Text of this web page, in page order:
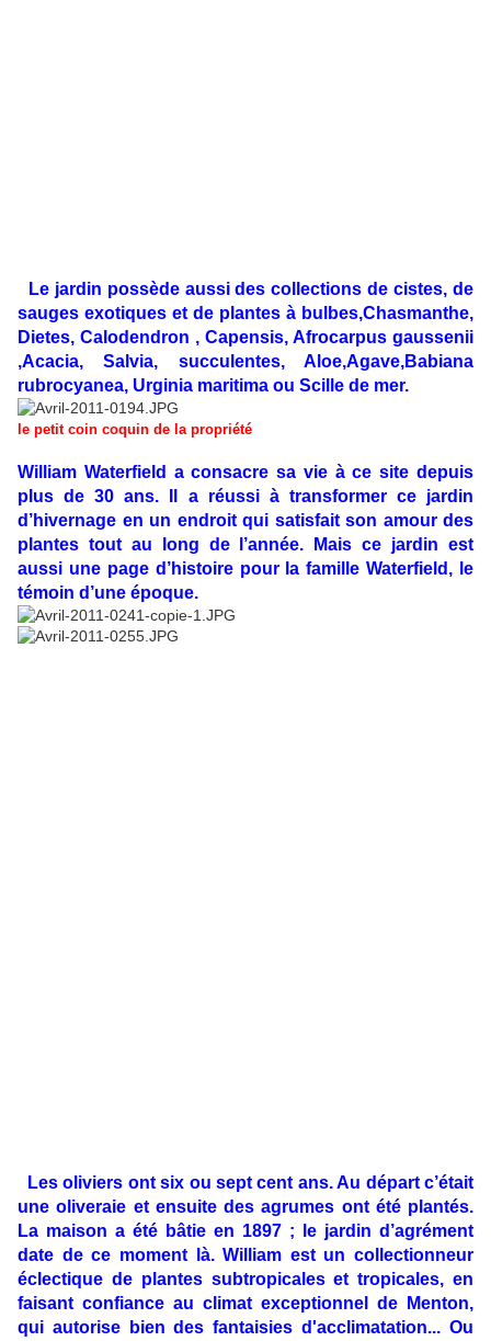
Le jardin possède aussi des collections de cistes, de
sauges exotiques et de plantes à bulbes,Chasmanthe,
Dietes, Calodendron , Capensis, Afrocarpus gaussenii
,Acacia, Salvia, succulentes, Aloe,Agave,Babiana
rubrocyanea, Urginia maritima ou Scille de mer.
le petit coin coquin de la propriété
William Waterfield a consacre sa vie à ce site depuis
plus de 30 ans. Il a réussi à transformer ce jardin
d’hivernage en un endroit qui satisfait son amour des
plantes tout au long de l’année. Mais ce jardin est
aussi une page d’histoire pour la famille Waterfield, le
témoin d’une époque.
Les oliviers ont six ou sept cent ans. Au départ c’était
une oliveraie et ensuite des agrumes ont été plantés.
La maison a été bâtie en 1897 ; le jardin d’agrément
date de ce moment là. William est un collectionneur
éclectique de plantes subtropicales et tropicales, en
faisant confiance au climat exceptionnel de Menton,
qui autorise bien des fantaisies d'acclimatation... Ou